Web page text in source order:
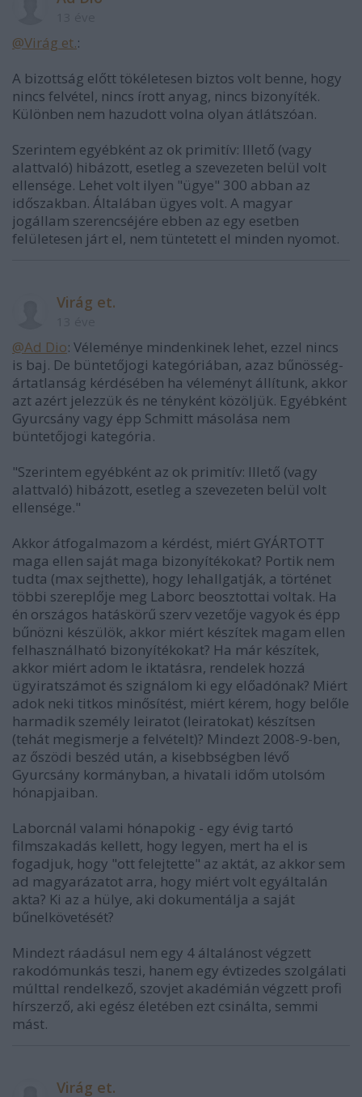
@Virág et.:
A bizottság előtt tökéletesen biztos volt benne, hogy
nincs felvétel, nincs írott anyag, nincs bizonyíték.
Különben nem hazudott volna olyan átlátszóan.
Szerintem egyébként az ok primitív: Illető (vagy
alattvaló) hibázott, esetleg a szevezeten belül volt
ellensége. Lehet volt ilyen "ügye" 300 abban az
időszakban. Általában ügyes volt. A magyar
jogállam szerencséjére ebben az egy esetben
felületesen járt el, nem tüntetett el minden nyomot.
Virág et.
@Ad Dio: Véleménye mindenkinek lehet, ezzel nincs
is baj. De büntetőjogi kategóriában, azaz bűnösség-
ártatlanság kérdésében ha véleményt állítunk, akkor
azt azért jelezzük és ne tényként közöljük. Egyébként
Gyurcsány vagy épp Schmitt másolása nem
büntetőjogi kategória.
"Szerintem egyébként az ok primitív: Illető (vagy
alattvaló) hibázott, esetleg a szevezeten belül volt
ellensége."
Akkor átfogalmazom a kérdést, miért GYÁRTOTT
maga ellen saját maga bizonyítékokat? Portik nem
tudta (max sejthette), hogy lehallgatják, a történet
többi szereplője meg Laborc beosztottai voltak. Ha
én országos hatáskörű szerv vezetője vagyok és épp
bűnözni készülök, akkor miért készítek magam ellen
felhasználható bizonyítékokat? Ha már készítek,
akkor miért adom le iktatásra, rendelek hozzá
ügyiratszámot és szignálom ki egy előadónak? Miért
adok neki titkos minősítést, miért kérem, hogy belőle
harmadik személy leiratot (leiratokat) készítsen
(tehát megismerje a felvételt)? Mindezt 2008-9-ben,
az őszödi beszéd után, a kisebbségben lévő
Gyurcsány kormányban, a hivatali időm utolsóm
hónapjaiban.
Laborcnál valami hónapokig - egy évig tartó
filmszakadás kellett, hogy legyen, mert ha el is
fogadjuk, hogy "ott felejtette" az aktát, az akkor sem
ad magyarázatot arra, hogy miért volt egyáltalán
akta? Ki az a hülye, aki dokumentálja a saját
bűnelkövetését?
Mindezt ráadásul nem egy 4 általánost végzett
rakodómunkás teszi, hanem egy évtizedes szolgálati
múlttal rendelkező, szovjet akadémián végzett profi
hírszerző, aki egész életében ezt csinálta, semmi
mást.
Virág et.